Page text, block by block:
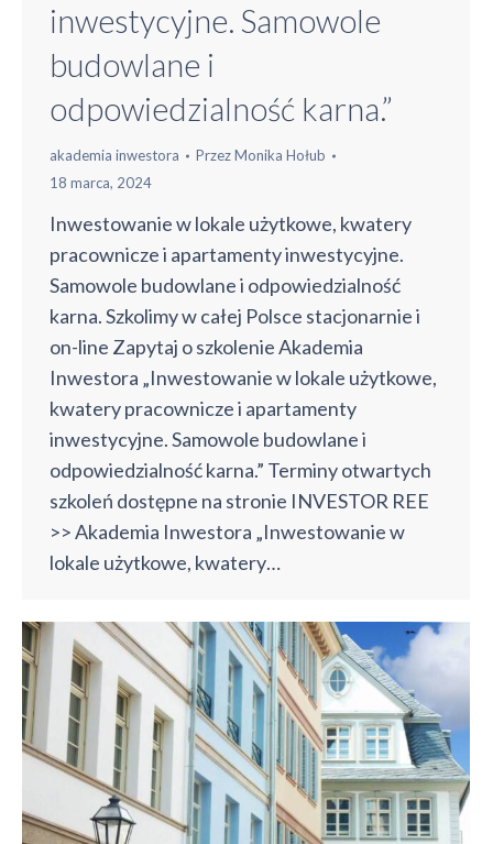
inwestycyjne. Samowole
budowlane i
odpowiedzialność karna.”
akademia inwestora PrzezMonika Hołub
18 marca, 2024
Inwestowanie w lokale użytkowe, kwatery
pracownicze i apartamenty inwestycyjne.
Samowole budowlane i odpowiedzialność
karna. Szkolimy w całej Polsce stacjonarnie i
on-line Zapytaj o szkolenie Akademia
Inwestora „Inwestowanie w lokale użytkowe,
kwatery pracownicze i apartamenty
inwestycyjne. Samowole budowlane i
odpowiedzialność karna.” Terminy otwartych
szkoleń dostępne na stronie INVESTOR REE
>> Akademia Inwestora „Inwestowanie w
lokale użytkowe, kwatery…